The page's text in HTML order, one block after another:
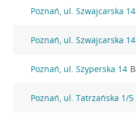
Poznań, ul. Szwajcarska 14
Poznań, ul. Szwajcarska 14
Poznań, ul. Szyperska 14
Poznań, ul. Tatrzańska 1/5